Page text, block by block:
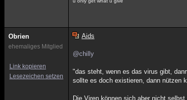
Obrien
ehemaliges Mitglied
Link kopieren
Lesezeichen setzen
Aids
@chilly
"das steht, wenn es das virus gibt,
sollte es doch existieren, dann nützen
Die Viren können sich aber nicht